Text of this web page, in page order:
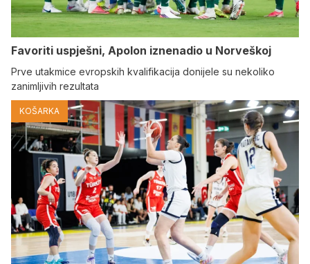
Favoriti uspješni, Apolon iznenadio u Norveškoj
Prve utakmice evropskih kvalifikacija donijele su nekoliko
zanimljivih rezultata
KOŠARKA